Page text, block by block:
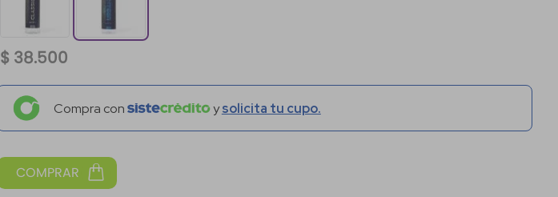
$ 38.500
Compra con ysolicita tu cupo.